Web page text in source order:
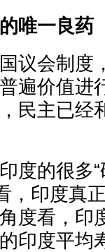
唯一良药
议会制度
遍价值进
民主已经
度的很多
，印度真
度看，印
印度平均